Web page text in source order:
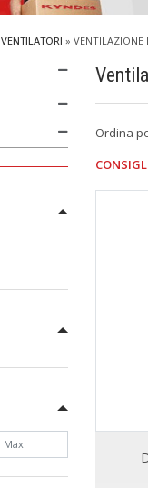
VENTILATORI » VENTILAZIONE
Ordina